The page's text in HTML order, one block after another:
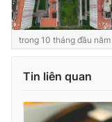
trong 10 tháng đầu
Tin liên quan